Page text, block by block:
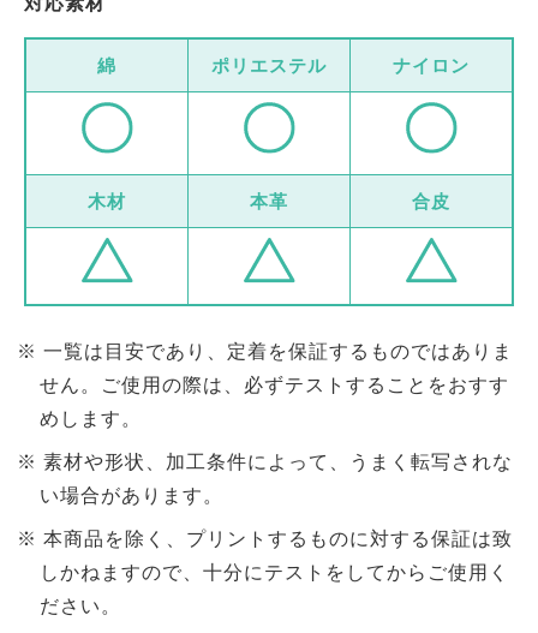
綿 ポリエステル ナイロン
木材 本革 合皮
一覧は目安であり、定着を保証するものではありま
せん。ご使用の際は、必ずテストすることをおすす
めします。
素材や形状、加工条件によって、うまく転写されな
い場合があります。
本商品を除く、プリントするものに対する保証は致
しかねますので、十分にテストをしてからご使用く
ださい。